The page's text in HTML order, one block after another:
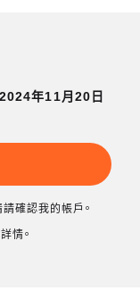
年11月20日
確認我的帳戶。
情。